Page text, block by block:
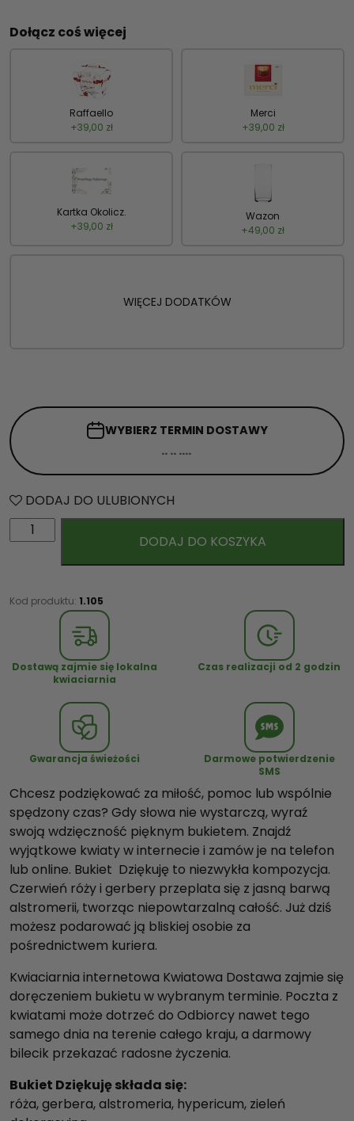
Dołącz coś więcej
Raffaello
+39,00 zł
Merci
+39,00 zł
Kartka Okolicz.
+39,00 zł
Wazon
+49,00 zł
WIĘCEJ DODATKÓW
WYBIERZ TERMIN DOSTAWY
DODAJ DO ULUBIONYCH
l
ć
k
ę
k
u
j
ę
DODAJ DO KOSZYKA
Kod produktu: 1.105
Dostawą zajmie się lokalna
kwiaciarnia
Czas realizacji od 2 godzin
Gwarancja świeżości
Darmowe potwierdzenie
SMS
Chcesz podziękować za miłość, pomoc lub wspólnie
spędzony czas? Gdy słowa nie wystarczą, wyraź
swoją wdzięczność pięknym bukietem. Znajdź
wyjątkowe kwiaty w internecie i zamów je na telefon
lub online. Bukiet Dziękuję to niezwykła kompozycja.
Czerwień róży i gerbery przeplata się z jasną barwą
alstromerii, tworząc niepowtarzalną całość. Już dziś
możesz podarować ją bliskiej osobie za
pośrednictwem kuriera.
Kwiaciarnia internetowa Kwiatowa Dostawa zajmie się
doręczeniem bukietu w wybranym terminie. Poczta z
kwiatami może dotrzeć do Odbiorcy nawet tego
samego dnia na terenie całego kraju, a darmowy
bilecik przekazać radosne życzenia.
Bukiet Dziękuję składa się:
róża, gerbera, alstromeria, hypericum, zieleń